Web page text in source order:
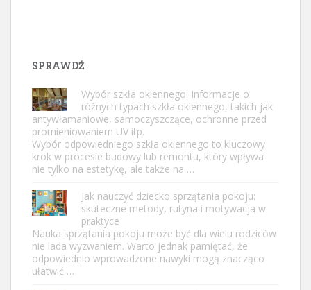
SPRAWDŹ
Wybór szkła okiennego: Informacje o
różnych typach szkła okiennego, takich jak
antywłamaniowe, samoczyszczące, ochronne przed
promieniowaniem UV itp.
Wybór odpowiedniego szkła okiennego to kluczowy
krok w procesie budowy lub remontu, który wpływa
nie tylko na estetykę, ale także na …
Jak nauczyć dziecko sprzątania pokoju:
skuteczne metody, rutyna i motywacja w
praktyce
Nauka sprzątania pokoju może być dla wielu rodziców
nie lada wyzwaniem. Warto jednak pamiętać, że
odpowiednio wprowadzone nawyki mogą znacząco
ułatwić …